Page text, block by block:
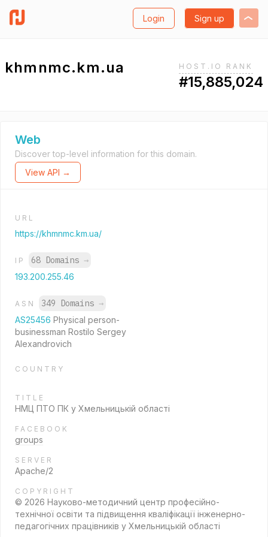
Login Sign up
khmnmc.km.ua HOST.IO RANK
#15,885,024
Web
Discover top-level information for this domain.
View API →
URL
https://khmnmc.km.ua/
IP 68 Domains →
193.200.255.46
ASN 349 Domains →
AS25456 Physical person-
businessman Rostilo Sergey
Alexandrovich
COUNTRY
TITLE
НМЦ ПТО ПК у Хмельницькій області
FACEBOOK
groups
SERVER
Apache/2
COPYRIGHT
© 2026 Науково-методичний центр професійно-
технічної освіти та підвищення кваліфікації інженерно-
педагогічних працівників у Хмельницькій області